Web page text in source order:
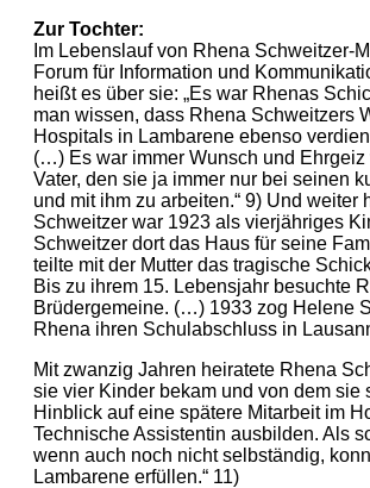
Zur Tochter:
Im Lebenslauf von Rhena Schweitzer-
Forum für Information und
heißt es über sie: „Es war Rhenas
man wissen, dass Rhena Schweitzers
Hospitals in Lambarene ebenso
(…) Es war immer Wunsch und
Vater, den sie ja immer nur bei seinen
und mit ihm zu arbeiten.“ 9) Und
Schweitzer war 1923 als vierjähriges
Schweitzer dort das Haus für seine
teilte mit der Mutter das tragische
Bis zu ihrem 15. Lebensjahr besuchte
Brüdergemeine. (…) 1933 zog Helene
Rhena ihren Schulabschluss in
Mit zwanzig Jahren heiratete Rhena
sie vier Kinder bekam und von dem
Hinblick auf eine spätere Mitarbeit im
Technische Assistentin ausbilden. Als
wenn auch noch nicht selbständig,
Lambarene erfüllen.“ 11)